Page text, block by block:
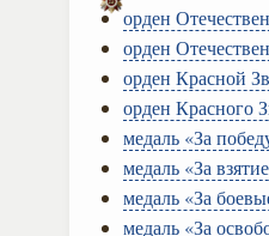
орден
орден
орден Красной
орден Красного
медаль «За
медаль «За
медаль «За
медаль «За